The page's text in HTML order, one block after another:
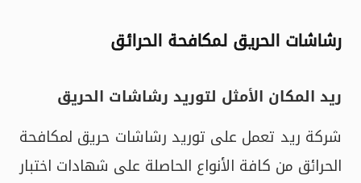
رشاشات الحريق لمكافحة الحرائق
ريد المكان الأمثل لتوريد رشاشات الحريق
شركة ريد تعمل على توريد رشاشات حريق لمكافحة
الحرائق من كافة الأنواع الحاصلة على شهادات اختبار